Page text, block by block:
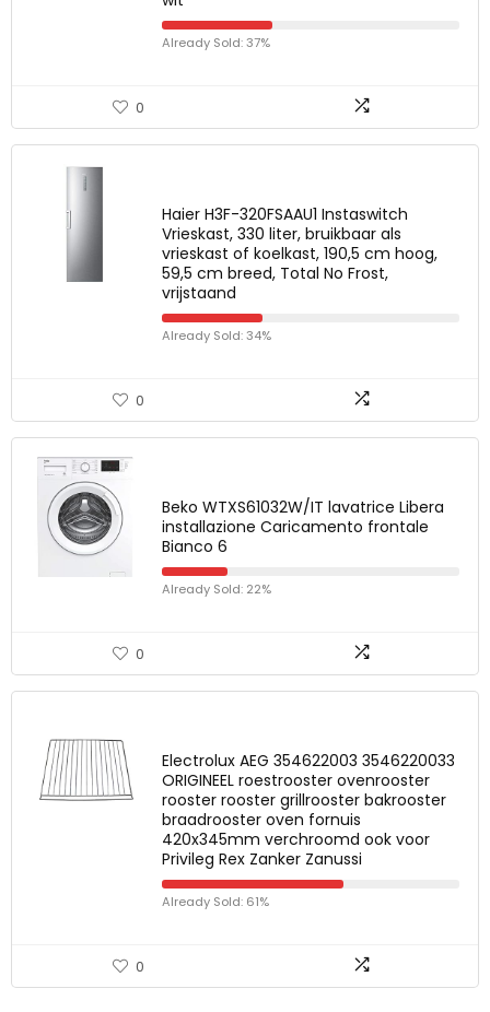
Already Sold: 37%
0
Haier H3F-320FSAAU1 Instaswitch
Vrieskast, 330 liter, bruikbaar als
vrieskast of koelkast, 190,5 cm hoog,
59,5 cm breed, Total No Frost,
vrijstaand
Already Sold: 34%
0
Beko WTXS61032W/IT lavatrice Libera
installazione Caricamento frontale
Bianco 6
Already Sold: 22%
0
Electrolux AEG 354622003 3546220033
ORIGINEEL roestrooster ovenrooster
rooster rooster grillrooster bakrooster
braadrooster oven fornuis
420x345mm verchroomd ook voor
Privileg Rex Zanker Zanussi
Already Sold: 61%
0